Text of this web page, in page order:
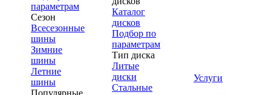
параметрам
Сезон
Всесезонные
шины
Зимние
шины
Летние
шины
Популярные
Каталог
дисков
Подбор по
параметрам
Тип диска
Литые
диски
Стальные
Услуги